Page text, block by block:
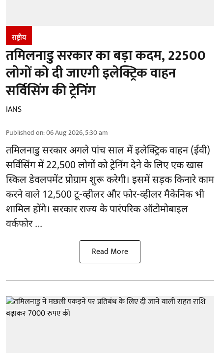
राष्ट्रीय
तमिलनाडु सरकार का बड़ा कदम, 22500
लोगों को दी जाएगी इलेक्ट्रिक वाहन
सर्विसिंग की ट्रेनिंग
IANS
Published on:06 Aug 2026, 5:30 am
तमिलनाडु सरकारअगले पांच साल में इलेक्ट्रिक वाहन (ईवी)
सर्विसिंग में 22,500 लोगों को ट्रेनिंग देने के लिए एक खास
स्किल डेवलपमेंट प्रोग्राम शुरू करेगी। इसमें सड़क किनारे काम
करने वाले 12,500 टू-व्हीलर और फोर-व्हीलर मैकेनिक भी
शामिल होंगे। सरकार राज्य के पारंपरिक ऑटोमोबाइल
वर्कफोर ...
Read More